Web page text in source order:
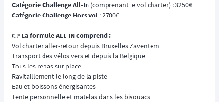
Catégorie Challenge All-In (comprenant le vol charter) : 3250€
Catégorie Challenge Hors vol : 2700€
👉 La formule ALL-IN comprend :
Vol charter aller-retour depuis Bruxelles Zaventem
Transport des vélos vers et depuis la Belgique
Tous les repas sur place
Ravitaillement le long de la piste
Eau et boissons énergisantes
Tente personnelle et matelas dans les bivouacs